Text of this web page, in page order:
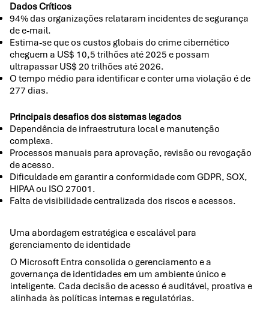
Dados Críticos
94% das organizações relataram incidentes de segurança
de e-mail.
Estima-se que os custos globais do crime cibernético
cheguem a US$ 10,5 trilhões até 2025 e possam
ultrapassar US$ 20 trilhões até 2026.
O tempo médio para identificar e conter uma violação é de
277 dias.
Principais desafios dos sistemas legados
Dependência de infraestrutura local e manutenção
complexa.
Processos manuais para aprovação, revisão ou revogação
de acesso.
Dificuldade em garantir a conformidade com GDPR, SOX,
HIPAA ou ISO 27001.
Falta de visibilidade centralizada dos riscos e acessos.
Uma abordagem estratégica e escalável para
gerenciamento de identidade
O Microsoft Entra consolida o gerenciamento e a
governança de identidades em um ambiente único e
inteligente. Cada decisão de acesso é auditável, proativa e
alinhada às políticas internas e regulatórias.